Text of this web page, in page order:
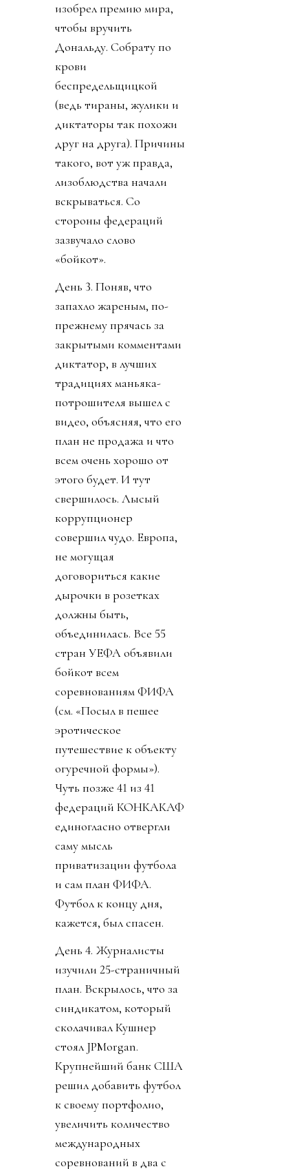
изобрел премию мира,
чтобы вручить
Дональду. Собрату по
крови
беспредельщицкой
(ведь тираны, жулики и
диктаторы так похожи
друг на друга). Причины
такого, вот уж правда,
лизоблюдства начали
вскрываться. Со
стороны федераций
зазвучало слово
«бойкот».
День 3. Поняв, что
запахло жареным, по-
прежнему прячась за
закрытыми комментами
диктатор, в лучших
традициях маньяка-
потрошителя вышел с
видео, объясняя, что его
план не продажа и что
всем очень хорошо от
этого будет. И тут
свершилось. Лысый
коррупционер
совершил чудо. Европа,
не могущая
договориться какие
дырочки в розетках
должны быть,
объединилась. Все 55
стран УЕФА объявили
бойкот всем
соревнованиям ФИФА
(см. «Посыл в пешее
эротическое
путешествие к объекту
огуречной формы»).
Чуть позже 41 из 41
федераций КОНКАКАФ
единогласно отвергли
саму мысль
приватизации футбола
и сам план ФИФА.
Футбол к концу дня,
кажется, был спасен.
День 4. Журналисты
изучили 25-страничный
план. Вскрылось, что за
синдикатом, который
сколачивал Кушнер
стоял JPMorgan.
Крупнейший банк США
решил добавить футбол
к своему портфолио,
увеличить количество
международных
соревнований в два с